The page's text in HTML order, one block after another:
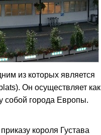
из которых является
Он осуществляет как
собой города Европы.
короля Густава